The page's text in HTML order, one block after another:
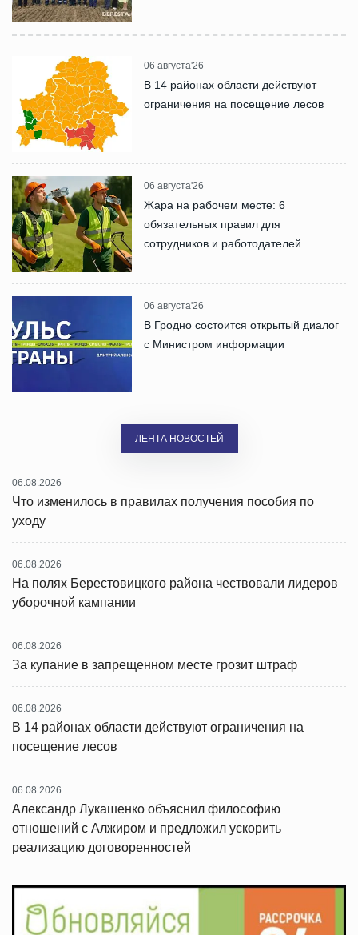
06 августа'26
В 14 районах области действуют
ограничения на посещение лесов
06 августа'26
Жара на рабочем месте: 6
обязательных правил для
сотрудников и работодателей
06 августа'26
В Гродно состоится открытый диалог
с Министром информации
ЛЕНТА НОВОСТЕЙ
06.08.2026
Что изменилось в правилах получения пособия по
уходу
06.08.2026
На полях Берестовицкого района чествовали лидеров
уборочной кампании
06.08.2026
За купание в запрещенном месте грозит штраф
06.08.2026
В 14 районах области действуют ограничения на
посещение лесов
06.08.2026
Александр Лукашенко объяснил философию
отношений с Алжиром и предложил ускорить
реализацию договоренностей